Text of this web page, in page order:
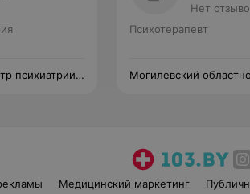
психиатрии
Нет
Психотерапевт
Могилевский
Медицинский маркетинг